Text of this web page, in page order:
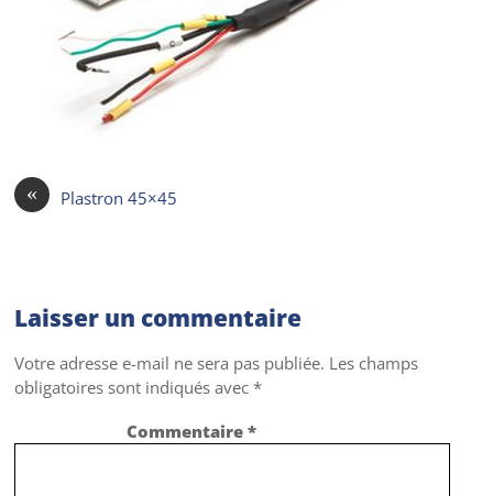
« Plastron 45×45
Laisser un commentaire
Votre adresse e-mail ne sera pas publiée. Les champs
obligatoires sont indiqués avec*
Commentaire*